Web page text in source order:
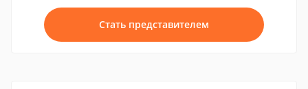
Стать представителем